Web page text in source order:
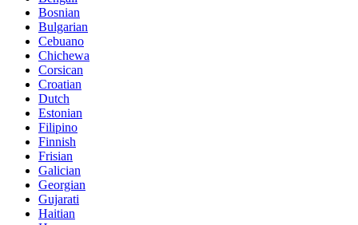
Bosnian
Bulgarian
Cebuano
Chichewa
Corsican
Croatian
Dutch
Estonian
Filipino
Finnish
Frisian
Galician
Georgian
Gujarati
Haitian